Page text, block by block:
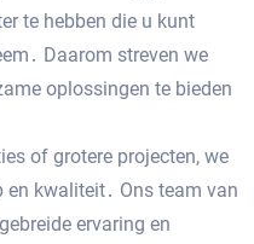
te hebben die u kunt
Daarom streven we
oplossingen te bieden
of grotere projecten, we
kwaliteit․ Ons team van
ervaring en